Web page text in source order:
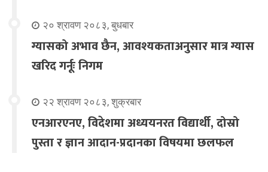
२० श्रावण २०८३, बुधबार
ग्यासको अभाव छैन, आवश्यकताअनुसार मात्र ग्यास
खरिद गर्नूः निगम
२२ श्रावण २०८३, शुक्रबार
एनआरएनए, विदेशमा अध्ययनरत विद्यार्थी, दोस्रो
पुस्ता र ज्ञान आदान-प्रदानका विषयमा छलफल